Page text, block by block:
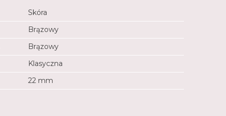
Skóra
Brązowy
Brązowy
Klasyczna
22 mm